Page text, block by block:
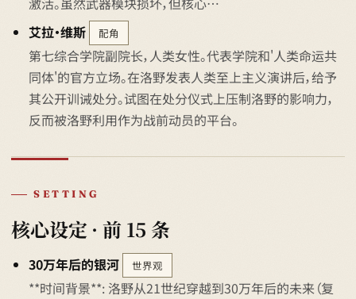
艾拉·维斯
配角
第七综合学院副院长，人类女性。代表学院和'人类命运共
同体'的官方立场。在洛野发表人类至上主义演讲后，给予
其公开训诫处分。试图在处分仪式上压制洛野的影响力，
反而被洛野利用作为战前动员的平台。
SETTING
核心设定 · 前 15 条
30万年后的银河 世界观
**时间背景**: 洛野从21世纪穿越到30万年后的未来（复